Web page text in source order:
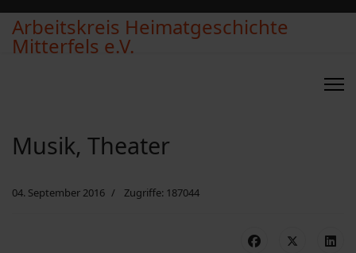
Arbeitskreis Heimatgeschichte
Mitterfels e.V.
Musik, Theater
04. September 2016 Zugriffe: 187044